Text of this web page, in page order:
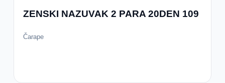
ZENSKI NAZUVAK 2 PARA 20DEN 109
Čarape